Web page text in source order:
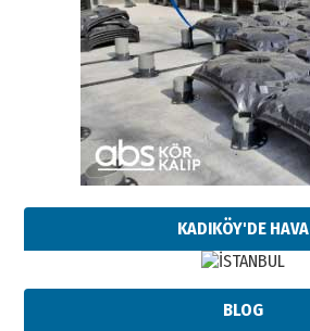
KADIKÖY'DE HAVA
BLOG
Paranın Aile Kültüründeki Yeri